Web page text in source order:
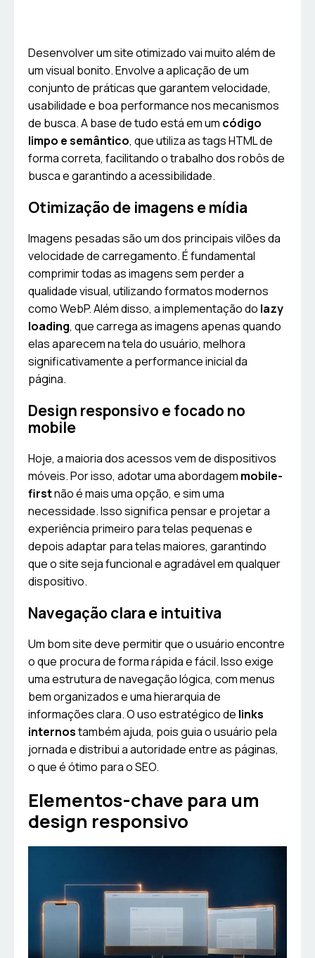
Desenvolver um site otimizado vai muito além de
um visual bonito. Envolve a aplicação de um
conjunto de práticas que garantem velocidade,
usabilidade e boa performance nos mecanismos
de busca. A base de tudo está em um código
limpo e semântico, que utiliza as tags HTML de
forma correta, facilitando o trabalho dos robôs de
busca e garantindo a acessibilidade.
Otimização de imagens e mídia
Imagens pesadas são um dos principais vilões da
velocidade de carregamento. É fundamental
comprimir todas as imagens sem perder a
qualidade visual, utilizando formatos modernos
como WebP. Além disso, a implementação do lazy
loading, que carrega as imagens apenas quando
elas aparecem na tela do usuário, melhora
significativamente a performance inicial da
página.
Design responsivo e focado no
mobile
Hoje, a maioria dos acessos vem de dispositivos
móveis. Por isso, adotar uma abordagem mobile-
firstnão é mais uma opção, e sim uma
necessidade. Isso significa pensar e projetar a
experiência primeiro para telas pequenas e
depois adaptar para telas maiores, garantindo
que o site seja funcional e agradável em qualquer
dispositivo.
Navegação clara e intuitiva
Um bom site deve permitir que o usuário encontre
o que procura de forma rápida e fácil. Isso exige
uma estrutura de navegação lógica, com menus
bem organizados e uma hierarquia de
informações clara. O uso estratégico de links
internostambém ajuda, pois guia o usuário pela
jornada e distribui a autoridade entre as páginas,
o que é ótimo para o SEO.
Elementos-chave para um
design responsivo